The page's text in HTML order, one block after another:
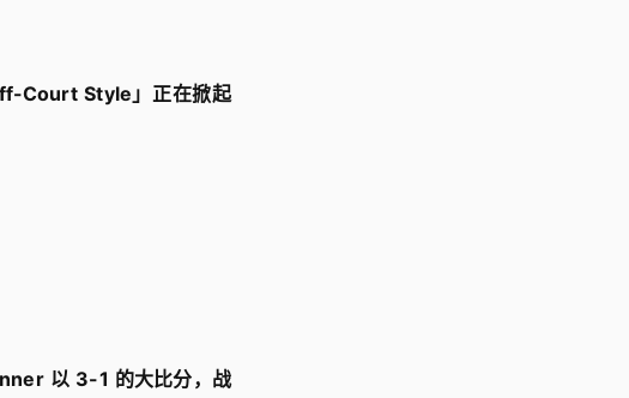
Court Style」正在掀起
以 3-1 的大比分，战